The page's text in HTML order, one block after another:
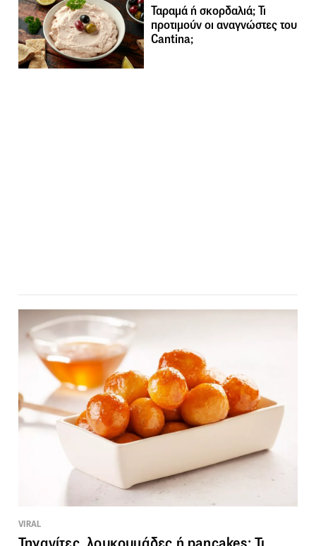
Ταραμά ή σκορδαλιά; Τι
προτιμούν οι αναγνώστες του
Cantina;
VIRAL